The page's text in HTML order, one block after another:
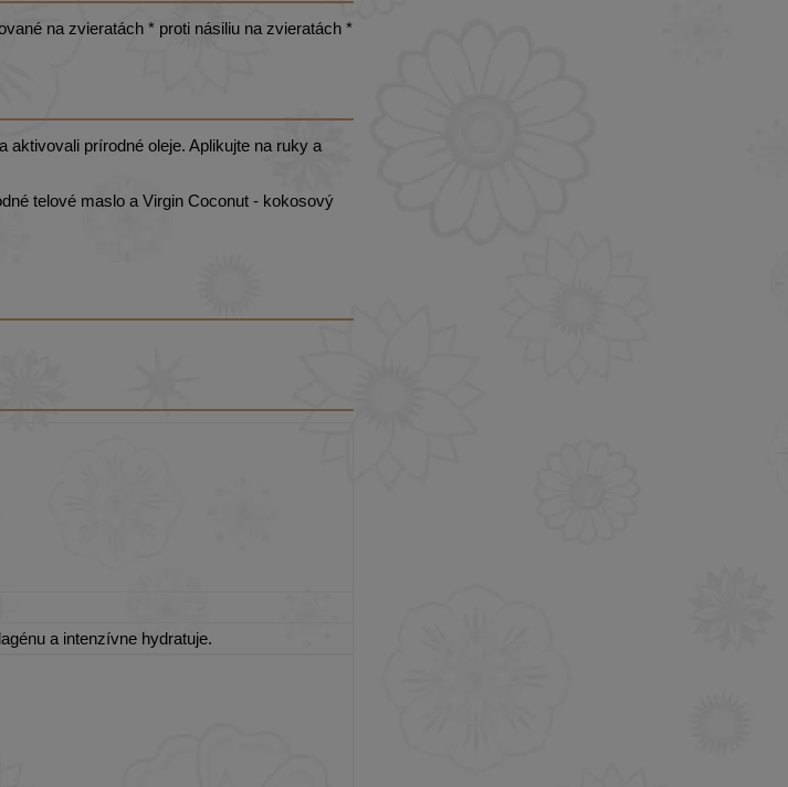
na zvieratách * proti násiliu na zvieratách *
prírodné oleje. Aplikujte na ruky a
telové maslo a Virgin Coconut - kokosový
a intenzívne hydratuje.